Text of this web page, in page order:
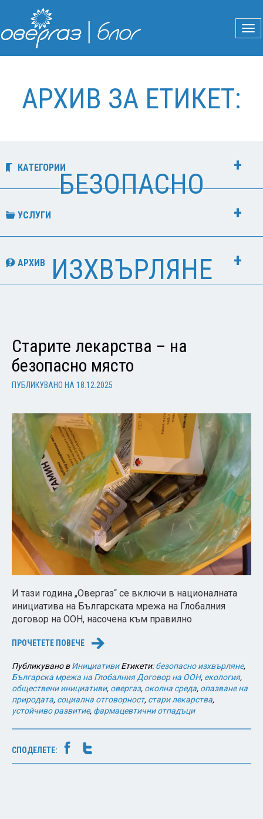
АРХИВ ЗА ЕТИКЕТ:
БЕЗОПАСНО
ИЗХВЪРЛЯНЕ
КАТЕГОРИИ
УСЛУГИ
АРХИВ
Старите лекарства – на
безопасно място
ПУБЛИКУВАНО НА 18.12.2025
И тази година „Овергаз“ се включи в националната
инициатива на Българската мрежа на Глобалния
договор на ООН, насочена към правилно
ПРОЧЕТЕТЕ ПОВЕЧЕ →
Публикувано вИнициативи Етикети:безопасно изхвърляне,
Българска мрежа на Глобалния Договор на ООН, екология,
обществени инициативи, овергаз, околна среда, опазване на
природата, социална отговорност, стари лекарства,
устойчиво развитие, фармацевтични отпадъци
СПОДЕЛЕТЕ: